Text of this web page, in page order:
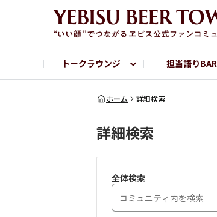
トークラウンジ
フリートーク
担当語りBAR
ヱビス提供店情報
ヱビスブランドサイト
サッポロビール公式Instagram
ホーム 詳細検索
詳細検索
全体検索